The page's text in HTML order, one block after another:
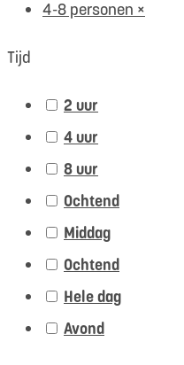
4-8 personen ×
Tijd
2 uur
4 uur
8 uur
Ochtend
Middag
Ochtend
Hele dag
Avond